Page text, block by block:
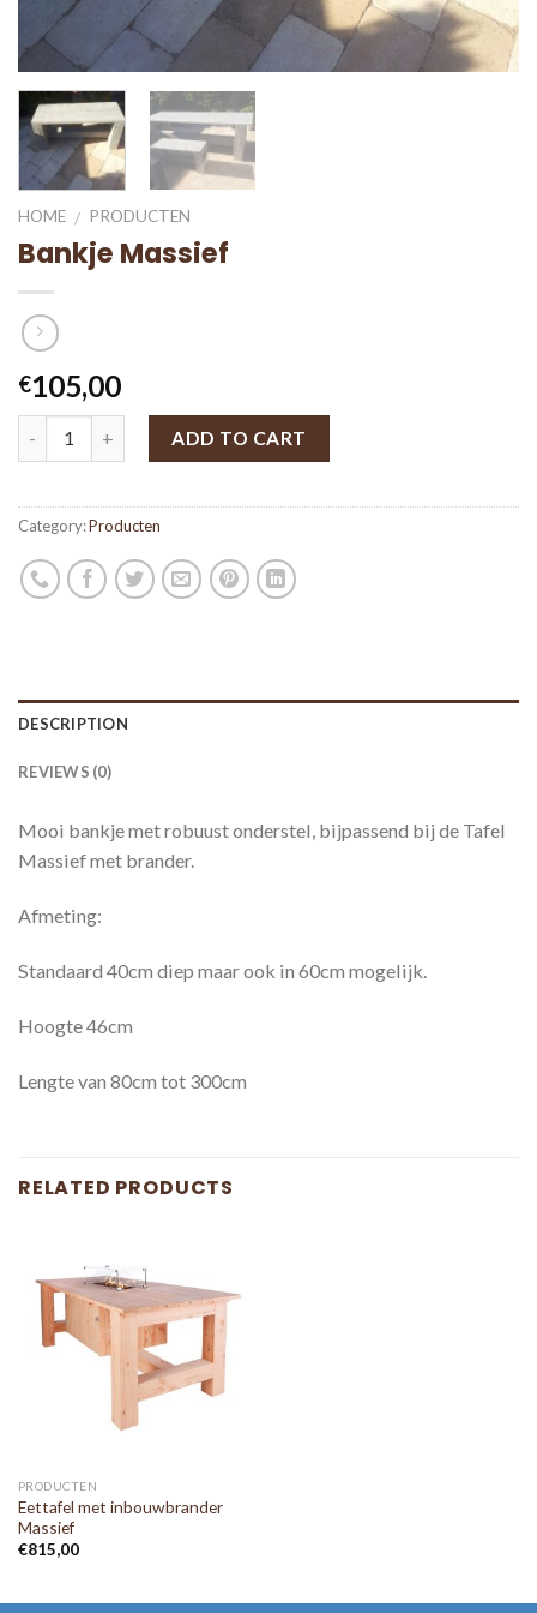
HOME / PRODUCTEN
Bankje Massief
€105,00
ADD TO CART
Category:Producten
DESCRIPTION
REVIEWS (0)
Mooi bankje met robuust onderstel, bijpassend bij de Tafel
Massief met brander.
Afmeting:
Standaard 40cm diep maar ook in 60cm mogelijk.
Hoogte 46cm
Lengte van 80cm tot 300cm
RELATED PRODUCTS
PRODUCTEN
Eettafel met inbouwbrander
Massief
€815,00